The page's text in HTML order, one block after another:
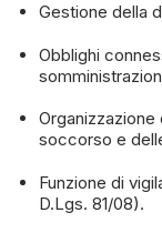
Gestione della
Obblighi
soccorso e
Funzione di
D.Lgs. 81/08).